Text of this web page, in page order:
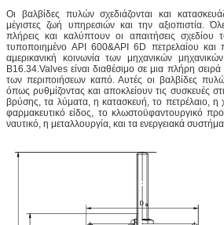
Οι βαλβίδες πυλών σχεδιάζονται και
μέγιστες ζωή υπηρεσιών και την αξιοπιστία.
πλήρεις και καλύπτουν οι απαιτήσεις σχεδίου
τυποποιημένο API 600&API 6D πετρελαίου και
αμερικανική κοινωνία των μηχανικών
B16.34.Valves είναι διαθέσιμο σε μια πλήρη
των περιποιήσεων καπό. Αυτές οι βαλβίδες
όπως ρυθμίζοντας και αποκλείουν τις συσκευές
βρύσης, τα λύματα, η κατασκευή, το πετρέλαιο, η
φαρμακευτικό είδος, το κλωστοϋφαντουργικό
ναυτικό, η μεταλλουργία, και τα ενεργειακά